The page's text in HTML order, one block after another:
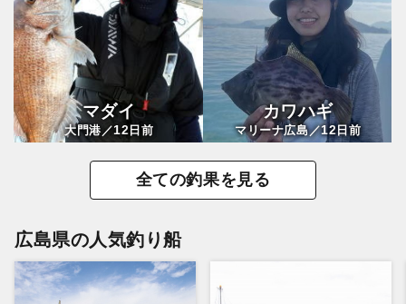
マダイ
大門港／12日前
カワハギ
マリーナ広島／12日前
全ての釣果を見る
広島県の人気釣り船